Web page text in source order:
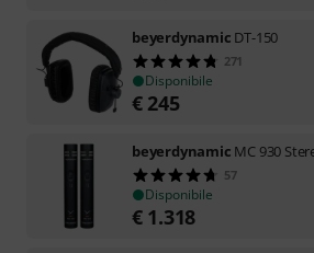
beyerdynamic DT-150
271
Disponibile
€ 245
beyerdynamic MC 930
57
Disponibile
€ 1.318